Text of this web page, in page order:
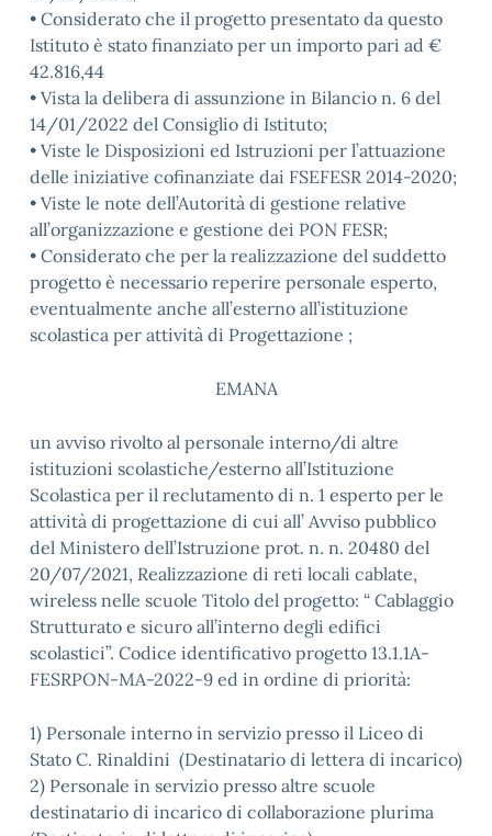
• Considerato che il progetto presentato da questo
Istituto è stato finanziato per un importo pari ad €
42.816,44
• Vista la delibera di assunzione in Bilancio n. 6 del
14/01/2022 del Consiglio di Istituto;
• Viste le Disposizioni ed Istruzioni per l’attuazione
delle iniziative cofinanziate dai FSEFESR 2014-2020;
• Viste le note dell’Autorità di gestione relative
all’organizzazione e gestione dei PON FESR;
• Considerato che per la realizzazione del suddetto
progetto è necessario reperire personale esperto,
eventualmente anche all’esterno all’istituzione
scolastica per attività di Progettazione ;
EMANA
un avviso rivolto al personale interno/di altre
istituzioni scolastiche/esterno all’Istituzione
Scolastica per il reclutamento di n. 1 esperto per le
attività di progettazione di cui all’ Avviso pubblico
del Ministero dell’Istruzione prot. n. n. 20480 del
20/07/2021, Realizzazione di reti locali cablate,
wireless nelle scuole Titolo del progetto: “ Cablaggio
Strutturato e sicuro all’interno degli edifici
scolastici”. Codice identificativo progetto 13.1.1A-
FESRPON-MA-2022-9 ed in ordine di priorità:
1) Personale interno in servizio presso il Liceo di
Stato C. Rinaldini (Destinatario di lettera di incarico)
2) Personale in servizio presso altre scuole
destinatario di incarico di collaborazione plurima